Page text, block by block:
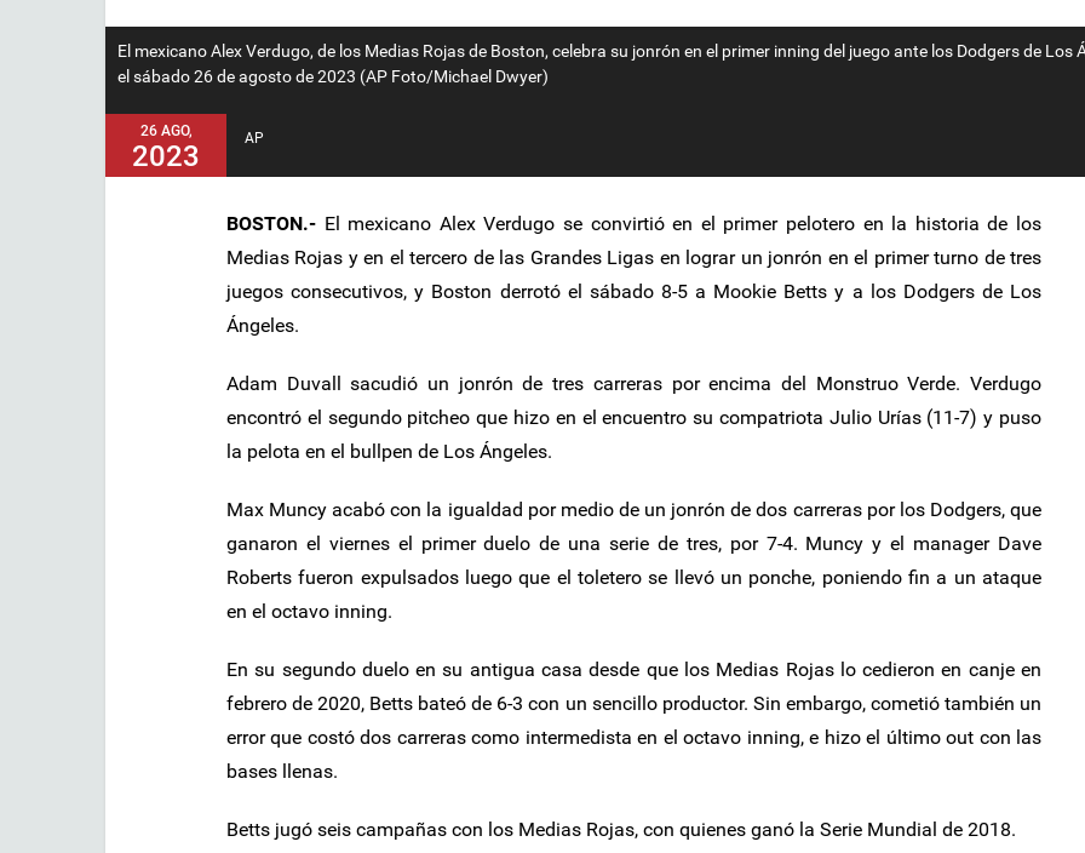
El mexicano Alex Verdugo, de los Medias Rojas de Boston, celebra su jonrón en el primer inning del juego ante los Dodgers de Los
el sábado 26 de agosto de 2023 (AP Foto/Michael Dwyer)
26 AGO,
2023
AP
BOSTON.- El mexicano Alex Verdugo se convirtió en el primer pelotero en la historia de los
Medias Rojas y en el tercero de las Grandes Ligas en lograr un jonrón en el primer turno de tres
juegos consecutivos, y Boston derrotó el sábado 8-5 a Mookie Betts y a los Dodgers de Los
Ángeles.
Adam Duvall sacudió un jonrón de tres carreras por encima del Monstruo Verde. Verdugo
encontró el segundo pitcheo que hizo en el encuentro su compatriota Julio Urías (11-7) y puso
la pelota en el bullpen de Los Ángeles.
Max Muncy acabó con la igualdad por medio de un jonrón de dos carreras por los Dodgers, que
ganaron el viernes el primer duelo de una serie de tres, por 7-4. Muncy y el manager Dave
Roberts fueron expulsados luego que el toletero se llevó un ponche, poniendo fin a un ataque
en el octavo inning.
En su segundo duelo en su antigua casa desde que los Medias Rojas lo cedieron en canje en
febrero de 2020, Betts bateó de 6-3 con un sencillo productor. Sin embargo, cometió también un
error que costó dos carreras como intermedista en el octavo inning, e hizo el último out con las
bases llenas.
Betts jugó seis campañas con los Medias Rojas, con quienes ganó la Serie Mundial de 2018.